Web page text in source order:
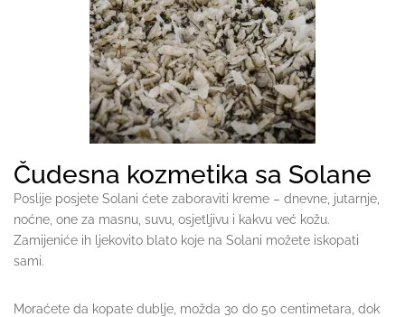
Čudesna kozmetika sa Solane
Poslije posjete Solani ćete zaboraviti kreme – dnevne, jutarnje,
noćne, one za masnu, suvu, osjetljivu i kakvu već kožu.
Zamijeniće ih ljekovito blato koje na Solani možete iskopati
sami.
Moraćete da kopate dublje, možda 30 do 50 centimetara, dok